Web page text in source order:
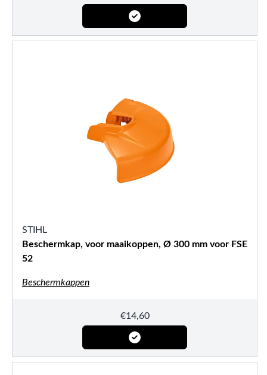
STIHL
Beschermkap, voor maaikoppen, Ø 300 mm voor FSE
52
Beschermkappen
€14,60